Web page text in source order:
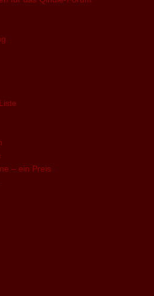
– ein Preis